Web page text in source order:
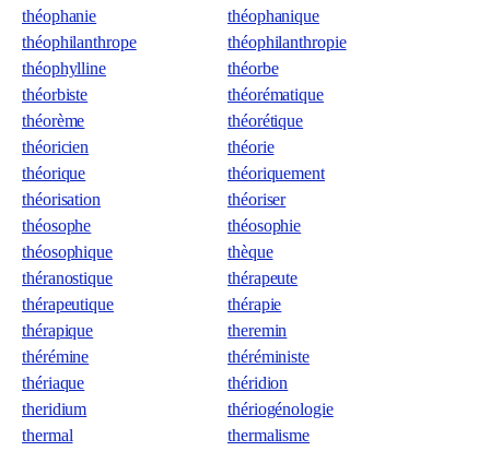
théophanie
théophanique
théophilanthrope
théophilanthropie
théophylline
théorbe
théorbiste
théorématique
théorème
théorétique
théoricien
théorie
théorique
théoriquement
théorisation
théoriser
théosophe
théosophie
théosophique
thèque
théranostique
thérapeute
thérapeutique
thérapie
thérapique
theremin
thérémine
théréministe
thériaque
théridion
theridium
thériogénologie
thermal
thermalisme